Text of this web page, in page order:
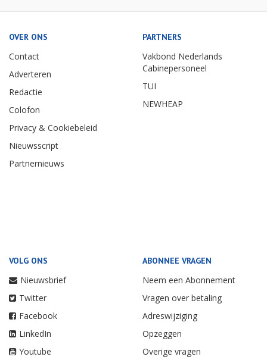
OVER ONS
Contact
Adverteren
Redactie
Colofon
Privacy & Cookiebeleid
Nieuwsscript
Partnernieuws
PARTNERS
Vakbond Nederlands
Cabinepersoneel
TUI
NEWHEAP
VOLG ONS
Nieuwsbrief
Twitter
Facebook
LinkedIn
Youtube
ABONNEE VRAGEN
Neem een Abonnement
Vragen over betaling
Adreswijziging
Opzeggen
Overige vragen